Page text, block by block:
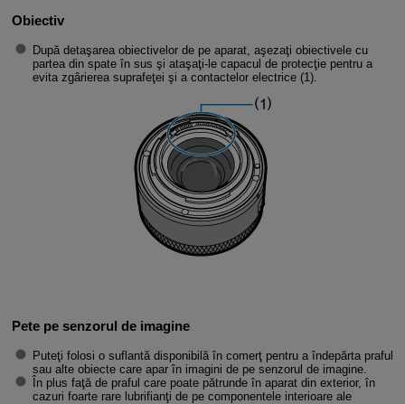
Obiectiv
După detaşarea obiectivelor de pe aparat, aşezaţi obiectivele cu
partea din spate în sus şi ataşaţi-le capacul de protecţie pentru a
evita zgârierea suprafeţei şi a contactelor electrice (1).
Pete pe senzorul de imagine
Puteţi folosi o suflantă disponibilă în comerţ pentru a îndepărta praful
sau alte obiecte care apar în imagini de pe senzorul de imagine.
În plus faţă de praful care poate pătrunde în aparat din exterior, în
cazuri foarte rare lubrifianţi de pe componentele interioare ale